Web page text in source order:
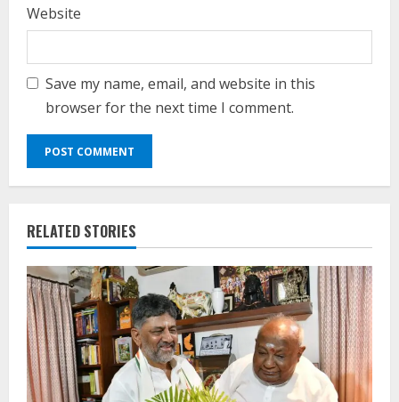
Website
Save my name, email, and website in this
browser for the next time I comment.
RELATED STORIES